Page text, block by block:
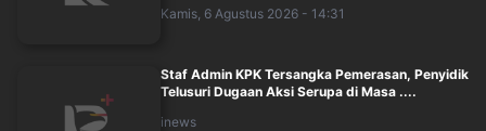
Kamis, 6 Agustus 2026 - 14:31
Staf Admin KPK Tersangka Pemerasan, Penyidik
Telusuri Dugaan Aksi Serupa di Masa ....
inews